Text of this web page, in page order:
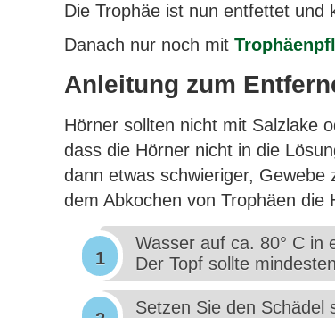
Die Trophäe ist nun entfettet und
Danach nur noch mit
Anleitung zum
Hörner sollten nicht mit Salzlake
dass die Hörner nicht in die
dann etwas schwieriger,
dem Abkochen von Trophäen
Wasser auf ca. 80° C in
Der Topf sollte
Setzen Sie den Schädel